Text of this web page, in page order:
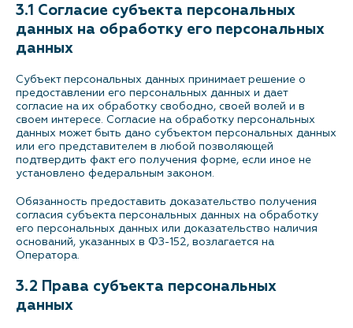
3.1 Согласие субъекта персональных
данных на обработку его персональных
данных
Субъект персональных данных принимает решение о
предоставлении его персональных данных и дает
согласие на их обработку свободно, своей волей и в
своем интересе. Согласие на обработку персональных
данных может быть дано субъектом персональных данных
или его представителем в любой позволяющей
подтвердить факт его получения форме, если иное не
установлено федеральным законом.
Обязанность предоставить доказательство получения
согласия субъекта персональных данных на обработку
его персональных данных или доказательство наличия
оснований, указанных в ФЗ-152, возлагается на
Оператора.
3.2 Права субъекта персональных
данных